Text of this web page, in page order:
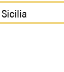
Sicilia